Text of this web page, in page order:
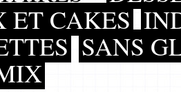
ET CAKES
SANS